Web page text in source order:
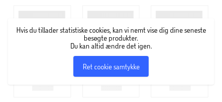
som blev skiftet af Mabels bror, Tom Lyle Williams i 1917. I
dag er Maybelline New York et af de førende makeup-
brands i over 120 lande i verden. New Yorker-filosofien er
klar og enkel; Maybelline New York har fingeren på pulsen,
og deres produkter skal sætte nye aftryk – både i
hverdagen og til de store gallafester.
Hvis du tillader statistiske cookies, kan vi nemt vise dig dine seneste
besøgte produkter.
Du kan altid ændre det igen.
Ret cookie samtykke